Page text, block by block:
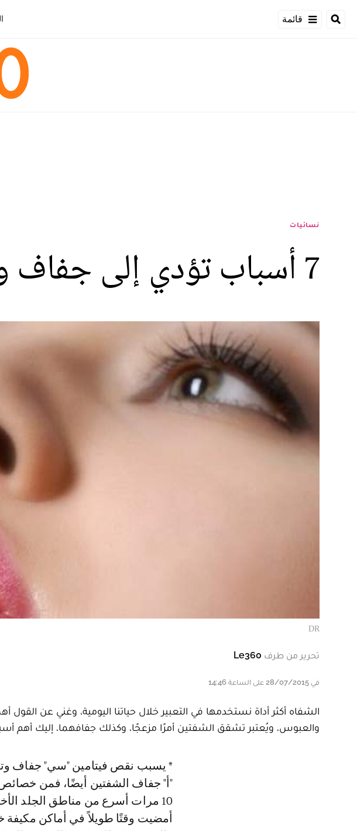
قائمة
نسائيات
7 أسباب تؤدي إلى جفاف وتشقق الشفاه
DR
تحرير من طرف Le360
في 28/07/2015 على الساعة 14:46
الشفاه أكثر أداة نستخدمها في التعبير خلال حياتنا اليومية، وغني عن القول
والعبوس، ويُعتبر تشقق الشفتين أمرًا مزعجًا، وكذلك جفافهما، إليك
* يسبب نقص فيتامين "سي" جفاف
10 مرات أسرع من مناطق الجلد
أمضيت وقتًا طويلاً في أماكن